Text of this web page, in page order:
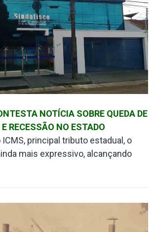
NOTÍCIA SOBRE QUEDA DE
RECESSÃO NO ESTADO
principal tributo estadual, o
mais expressivo, alcançando